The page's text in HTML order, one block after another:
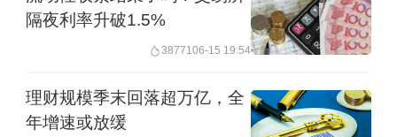
05”则一度降至1.725%。2年期、3年期
隔夜利率升破1.5%
3877106-15 19:54
理财规模季末回落超万亿，全
年增速或放缓